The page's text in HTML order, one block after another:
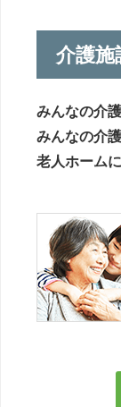
介護施
みんなの介
みんなの介
老人ホーム